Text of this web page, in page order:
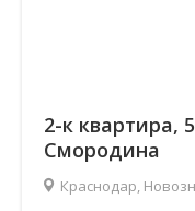
2-к квартира,
Смородина
Краснодар,